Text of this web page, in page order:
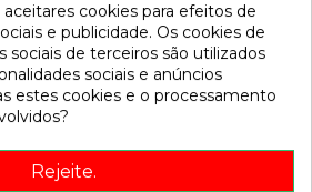
1996
VF1B56LKC14764044
cookies para efeitos de
e publicidade. Os cookies de
sociais de terceiros são utilizados
sociais e anúncios
estes cookies e o processamento
Rejeite.